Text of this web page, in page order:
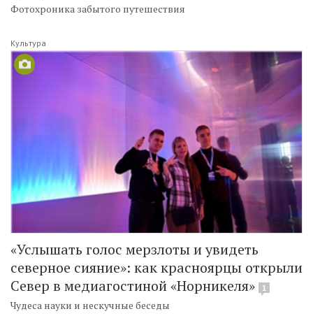
Фотохроника забытого путешествия
Культура
«Услышать голос мерзлоты и увидеть
северное сияние»: как красноярцы открыли
Север в медиагостиной «Норникеля»
1
Чудеса науки и нескучные беседы